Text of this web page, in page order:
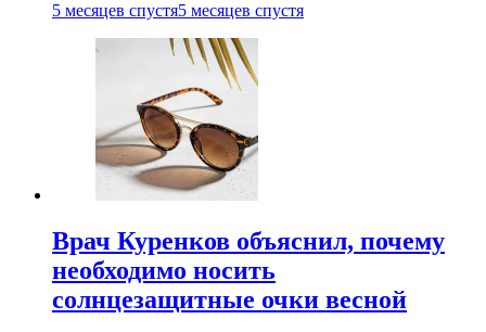
5 месяцев спустя5 месяцев спустя
Врач Куренков объяснил, почему
необходимо носить
солнцезащитные очки весной